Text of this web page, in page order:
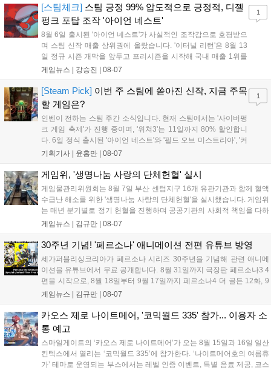
기억을 되찾기라도 한 듯 1,...
[스팀체크] 스팀 긍정 99% 압도적으로 긍정적, 디젤
펑크 포탑 조작 '아이언 네스트'
8월 6일 출시된 '아이언 네스트'가 사실적인 조작감으로 호평받으
며 스팀 신작 매출 상위권에 올랐습니다. '이터널 리턴'은 8월 13
일 정규 시즌 개막을 앞두고 프리시즌을 시작해 국내 매출 1위를
기록했습니다. 25주년을 맞은 '고스트 리콘' 시리즈는 8월 6일 쇼
'마블 투혼: 파이팅 소울즈'와 레트로 수리 시뮬레이션 '리스토
리'도 스팀에 정식 출시되었습니다....
게임뉴스 | 강승진 | 08-07
1
[Steam Pick] 이번 주 스팀에 쏟아진 신작, 지금 주목
할 게임은?
인벤이 전하는 스팀 주간 소식입니다. 현재 스팀에서는 '사이버펑
크 게임 축제'가 진행 중이며, '위쳐3'는 11일까지 80% 할인합니
다. 6일 정식 출시된 '아이언 네스트'와 '필드 오브 미스트리아', '커
세어 코브'가 호평받고 있습니다. 한편, 7일 출시된 '마블 투혼'은
다. 유비소프트의 '고스트리콘: 와일드랜드'는 7년 만의 대규모 업
기획기사 | 윤홍만 | 08-07
1
게임위, '생명나눔 사랑의 단체헌혈' 실시
게임물관리위원회는 8월 7일 부산 센텀지구 16개 유관기관과 함께 혈액
수급난 해소를 위한 '생명나눔 사랑의 단체헌혈'을 실시했습니다. 게임위
는 매년 분기별로 정기 헌혈을 진행하며 공공기관의 사회적 책임을 다하
고 있으며, 이번 행사에는 영화진흥위원회 등 14개 기관 임직원이 동참
따뜻한 실천에 참여한 모든 임직원에게 감사의 뜻을 전하며 헌혈 문화
게임뉴스 | 김규만 | 08-07
30주년 기념! '페르소나' 애니메이션 전편 유튜브 방영
세가퍼블리싱코리아가 페르소나 시리즈 30주년을 기념해 관련 애니메
이션을 유튜브에서 무료 공개합니다. 8월 31일까지 극장판 페르소나3 4
편을 시작으로, 8월 18일부터 9월 17일까지 페르소나4 더 골든 12화, 9
월 15일부터 10월 14일까지 페르소나5 시리즈가 순차 공개됩니다. 또한
영상 및 대형 전광판에 소개될 예정입니다....
게임뉴스 | 김규만 | 08-07
카오스 제로 나이트메어, '코믹월드 335' 참가... 이용자 소
통 예고
스마일게이트의 ‘카오스 제로 나이트메어’가 오는 8월 15일과 16일 일산
킨텍스에서 열리는 ‘코믹월드 335’에 참가한다. ‘나이트메어호의 여름휴
가’ 테마로 운영되는 부스에서는 레벨 인증 이벤트, 특별 음료 제공, 코스